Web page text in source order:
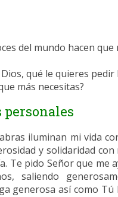
del mundo hacen
qué le quieres pedir
más necesitas?
iluminan mi vida
y solidaridad
Te pido Señor que me
saliendo
generosa así como Tú